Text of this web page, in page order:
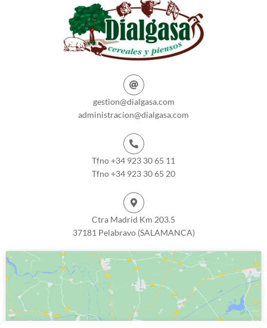
gestion@dialgasa.com
administracion@dialgasa.com
Tfno +34 923 30 65 11
Tfno +34 923 30 65 20
Ctra Madrid Km 203.5
37181 Pelabravo (SALAMANCA)